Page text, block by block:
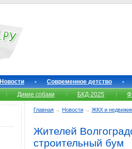
Новости
Современное детство
Дикие собаки БКД-2025
Главная → Новости → ЖКХ и
Жителей
строительный бум